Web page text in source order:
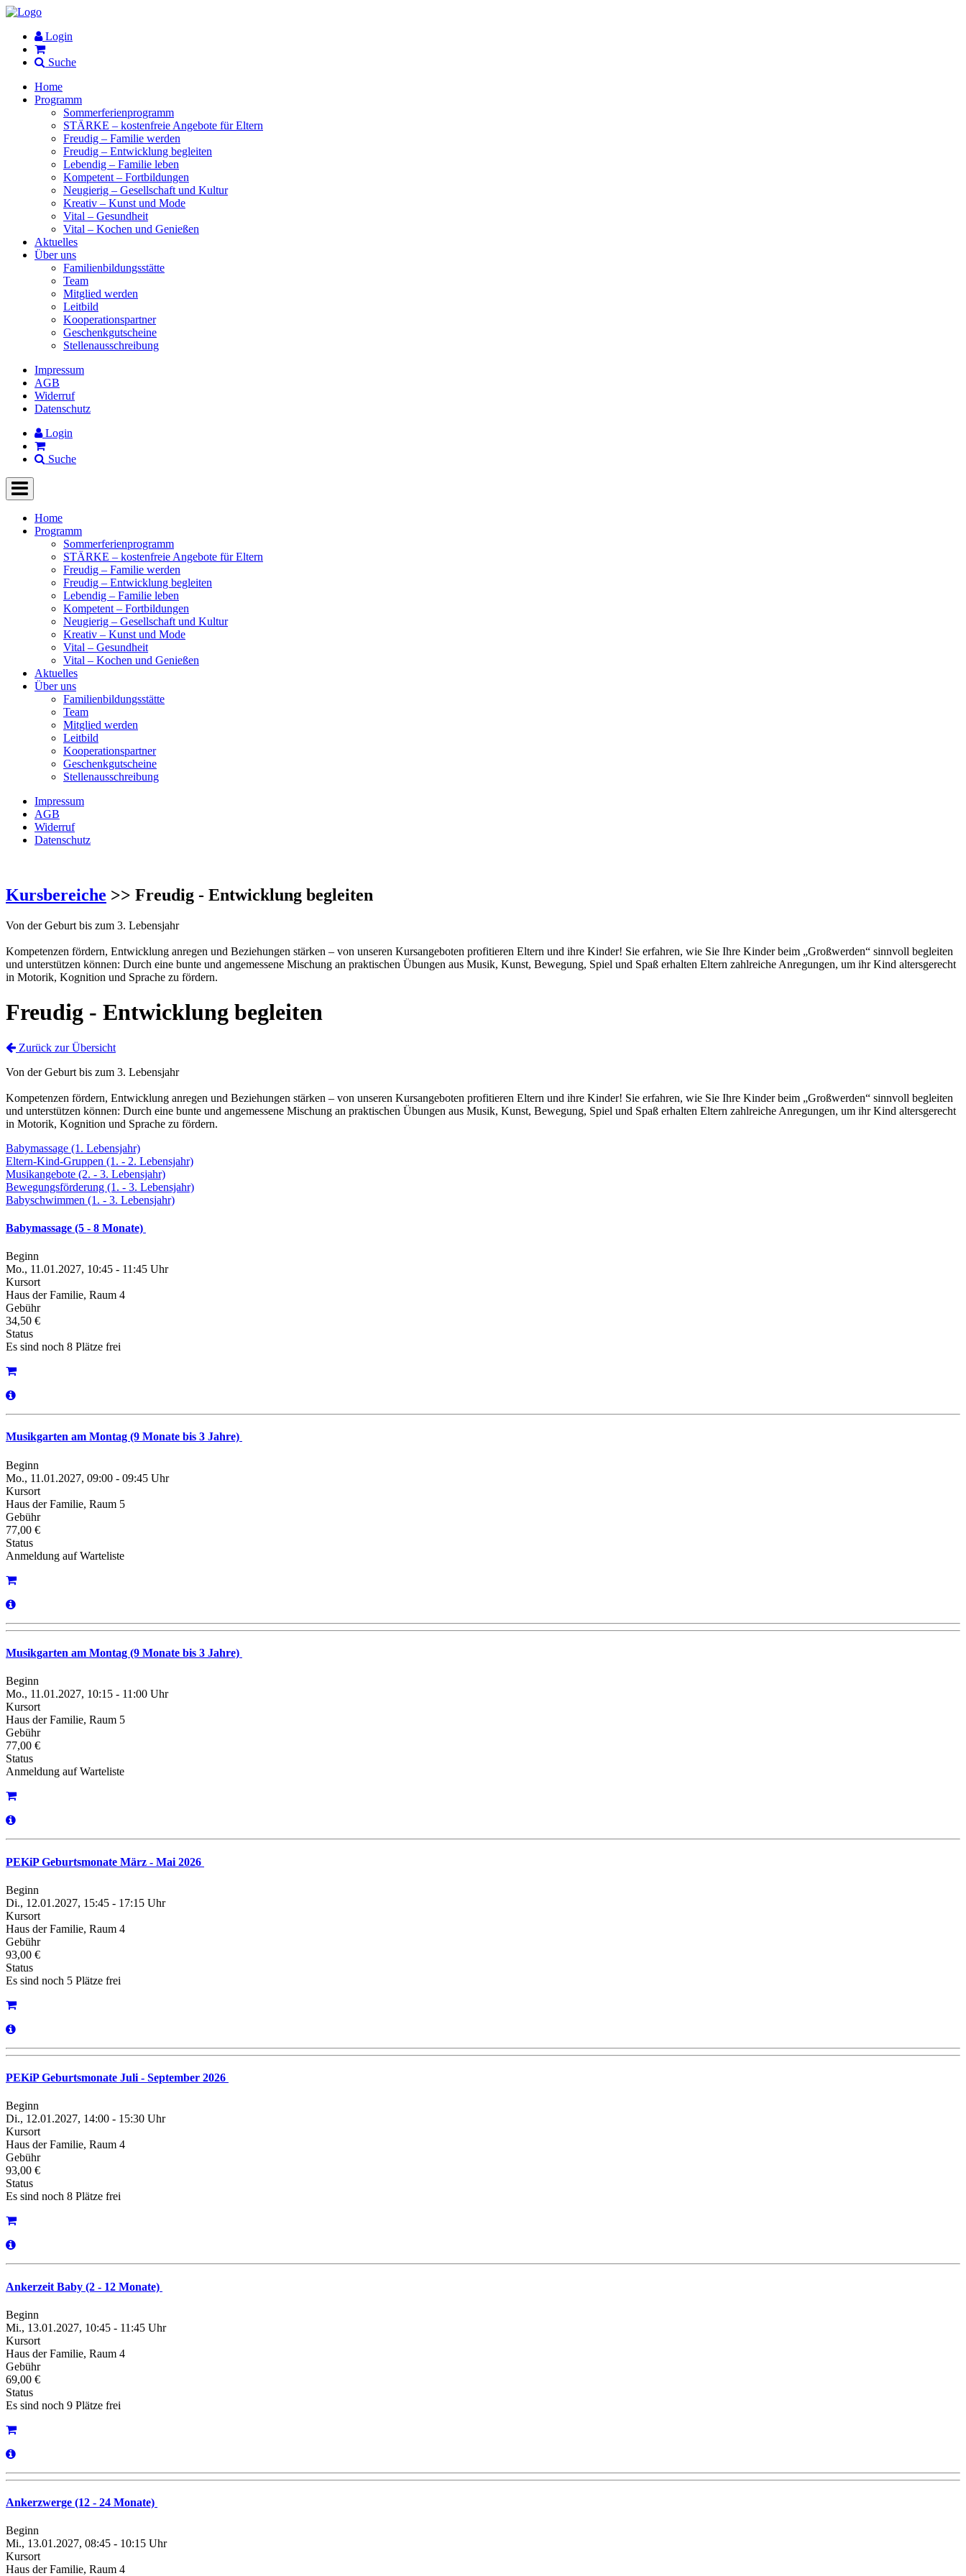
Login
Suche
Home
Programm
Sommerferienprogramm
STÄRKE – kostenfreie Angebote für Eltern
Freudig – Familie werden
Freudig – Entwicklung begleiten
Lebendig – Familie leben
Kompetent – Fortbildungen
Neugierig – Gesellschaft und Kultur
Kreativ – Kunst und Mode
Vital – Gesundheit
Vital – Kochen und Genießen
Aktuelles
Über uns
Familienbildungsstätte
Team
Mitglied werden
Leitbild
Kooperationspartner
Geschenkgutscheine
Stellenausschreibung
Impressum
AGB
Widerruf
Datenschutz
Login
Suche
Home
Programm
Sommerferienprogramm
STÄRKE – kostenfreie Angebote für Eltern
Freudig – Familie werden
Freudig – Entwicklung begleiten
Lebendig – Familie leben
Kompetent – Fortbildungen
Neugierig – Gesellschaft und Kultur
Kreativ – Kunst und Mode
Vital – Gesundheit
Vital – Kochen und Genießen
Aktuelles
Über uns
Familienbildungsstätte
Team
Mitglied werden
Leitbild
Kooperationspartner
Geschenkgutscheine
Stellenausschreibung
Impressum
AGB
Widerruf
Datenschutz
Kursbereiche >> Freudig - Entwicklung begleiten
Von der Geburt bis zum 3. Lebensjahr
Kompetenzen fördern, Entwicklung anregen und Beziehungen stärken – von unseren Kursangeboten profitieren Eltern und ihre Kinder! Sie erfahren, wie Sie Ihre Kinder beim „Großwerden“ sinnvoll begleiten
und unterstützen können: Durch eine bunte und angemessene Mischung an praktischen Übungen aus Musik, Kunst, Bewegung, Spiel und Spaß erhalten Eltern zahlreiche Anregungen, um ihr Kind altersgerecht
in Motorik, Kognition und Sprache zu fördern.
Freudig - Entwicklung begleiten
Zurück zur Übersicht
Von der Geburt bis zum 3. Lebensjahr
Kompetenzen fördern, Entwicklung anregen und Beziehungen stärken – von unseren Kursangeboten profitieren Eltern und ihre Kinder! Sie erfahren, wie Sie Ihre Kinder beim „Großwerden“ sinnvoll begleiten
und unterstützen können: Durch eine bunte und angemessene Mischung an praktischen Übungen aus Musik, Kunst, Bewegung, Spiel und Spaß erhalten Eltern zahlreiche Anregungen, um ihr Kind altersgerecht
in Motorik, Kognition und Sprache zu fördern.
Babymassage (1. Lebensjahr)
Eltern-Kind-Gruppen (1. - 2. Lebensjahr)
Musikangebote (2. - 3. Lebensjahr)
Bewegungsförderung (1. - 3. Lebensjahr)
Babyschwimmen (1. - 3. Lebensjahr)
Babymassage (5 - 8 Monate)
Beginn
Mo., 11.01.2027, 10:45 - 11:45 Uhr
Kursort
Haus der Familie, Raum 4
Gebühr
34,50 €
Status
Es sind noch 8 Plätze frei
Musikgarten am Montag (9 Monate bis 3 Jahre)
Beginn
Mo., 11.01.2027, 09:00 - 09:45 Uhr
Kursort
Haus der Familie, Raum 5
Gebühr
77,00 €
Status
Anmeldung auf Warteliste
Musikgarten am Montag (9 Monate bis 3 Jahre)
Beginn
Mo., 11.01.2027, 10:15 - 11:00 Uhr
Kursort
Haus der Familie, Raum 5
Gebühr
77,00 €
Status
Anmeldung auf Warteliste
PEKiP Geburtsmonate März - Mai 2026
Beginn
Di., 12.01.2027, 15:45 - 17:15 Uhr
Kursort
Haus der Familie, Raum 4
Gebühr
93,00 €
Status
Es sind noch 5 Plätze frei
PEKiP Geburtsmonate Juli - September 2026
Beginn
Di., 12.01.2027, 14:00 - 15:30 Uhr
Kursort
Haus der Familie, Raum 4
Gebühr
93,00 €
Status
Es sind noch 8 Plätze frei
Ankerzeit Baby (2 - 12 Monate)
Beginn
Mi., 13.01.2027, 10:45 - 11:45 Uhr
Kursort
Haus der Familie, Raum 4
Gebühr
69,00 €
Status
Es sind noch 9 Plätze frei
Ankerzwerge (12 - 24 Monate)
Beginn
Mi., 13.01.2027, 08:45 - 10:15 Uhr
Kursort
Haus der Familie, Raum 4